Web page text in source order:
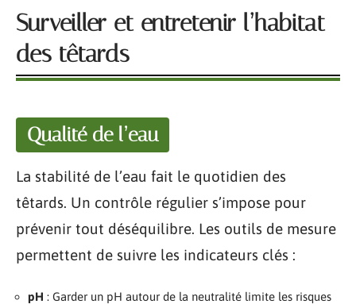
Surveiller et entretenir l’habitat
des têtards
Qualité de l’eau
La stabilité de l’eau fait le quotidien des
têtards. Un contrôle régulier s’impose pour
prévenir tout déséquilibre. Les outils de mesure
permettent de suivre les indicateurs clés :
pH : Garder un pH autour de la neutralité limite les risques